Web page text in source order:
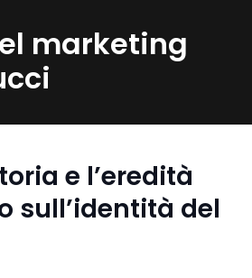
marketing
e l’eredità
sull’identità del